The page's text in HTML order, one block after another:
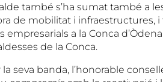
també s’ha sumat també a
de mobilitat i infraestructures,
empresarials a la Conca
de la Conca.
la seva banda, l’honorable